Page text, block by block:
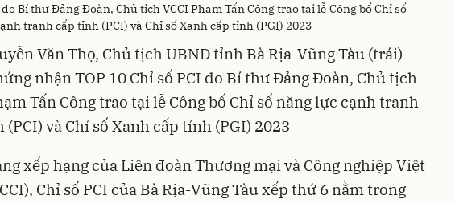
do Bí thư Đảng Đoàn, Chủ tịch VCCI Phạm Tấn Công trao tại lễ Công bố Chỉ số
tranh cấp tỉnh (PCI) và Chỉ số Xanh cấp tỉnh (PGI) 2023
Văn Thọ, Chủ tịch UBND tỉnh Bà Rịa-Vũng Tàu (trái)
nhận TOP 10 Chỉ số PCI do Bí thư Đảng Đoàn, Chủ tịch
Tấn Công trao tại lễ Công bố Chỉ số năng lực cạnh tranh
(PCI) và Chỉ số Xanh cấp tỉnh (PGI) 2023
xếp hạng của Liên đoàn Thương mại và Công nghiệp Việt
Chỉ số PCI của Bà Rịa-Vũng Tàu xếp thứ 6 nằm trong